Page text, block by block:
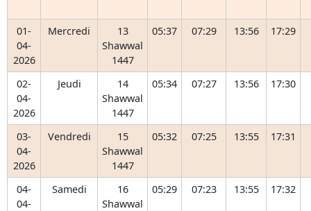
01-
04-
2026
Mercredi
13
Shawwal
1447
05:37 07:29 13:56 17:29
02-
04-
2026
Jeudi
14
Shawwal
1447
05:34 07:27 13:56 17:30
03-
04-
2026
Vendredi
15
Shawwal
1447
05:32 07:25 13:55 17:31
04-
04-
Samedi
16
Shawwal
05:29 07:23 13:55 17:32